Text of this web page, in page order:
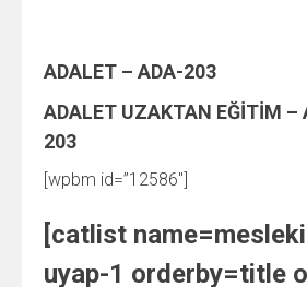
ADALET – ADA-203
ADALET UZAKTAN EĞİTİM –
203
[wpbm id=”12586″]
[catlist
uyap-1 orderby=title